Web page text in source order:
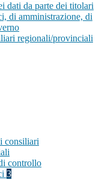
dati da parte dei titolari
di amministrazione, di
regionali/provinciali
consiliari
controllo
3